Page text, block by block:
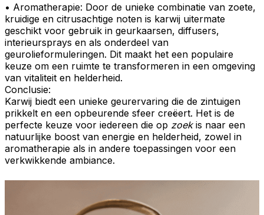
• Aromatherapie: Door de unieke combinatie van zoete,
kruidige en citrusachtige noten is karwij uitermate
geschikt voor gebruik in geurkaarsen, diffusers,
interieursprays en als onderdeel van
geurolieformuleringen. Dit maakt het een populaire
keuze om een ruimte te transformeren in een omgeving
van vitaliteit en helderheid.
Conclusie:
Karwij biedt een unieke geurervaring die de zintuigen
prikkelt en een opbeurende sfeer creëert. Het is de
perfecte keuze voor iedereen die op zoekis naar een
natuurlijke boost van energie en helderheid, zowel in
aromatherapie als in andere toepassingen voor een
verkwikkende ambiance.